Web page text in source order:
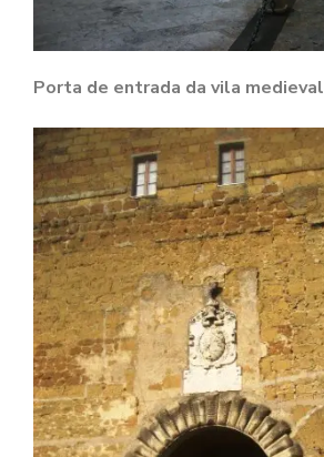
Porta de entrada da vila medieval